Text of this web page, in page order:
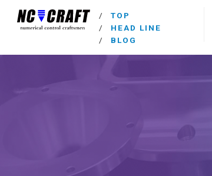
/TOP
/ HEAD LINE
/ BLOG